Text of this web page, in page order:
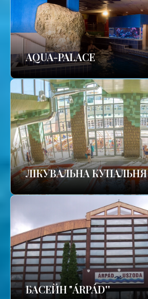
AQUA-PALACE
ЛІКУВАЛЬНА КУПАЛЬНЯ
БАСЕЙН "ÁRPÁD''